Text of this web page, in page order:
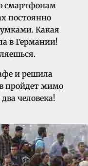
смартфонам
постоянно
Какая
в Германии!
и решила
пройдет мимо
человека!